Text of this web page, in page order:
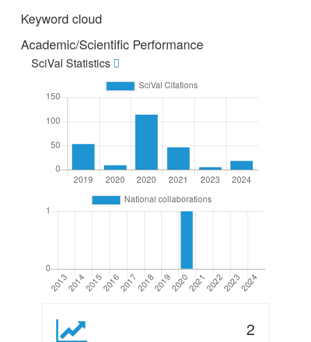
Keyword cloud
Academic/Scientific Performance
SciVal Statistics
2